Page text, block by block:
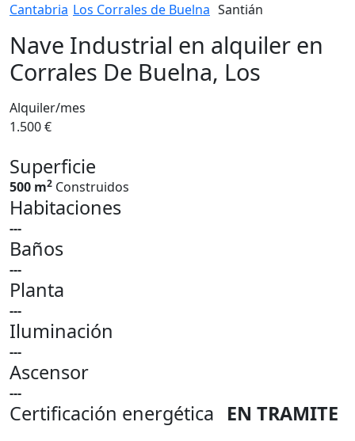
Cantabria Los Corrales de Buelna Santián
Nave Industrial en alquiler en
Corrales De Buelna, Los
Alquiler/mes
1.500 €
Superficie
500 m2 Construidos
Habitaciones
---
Baños
---
Planta
---
Iluminación
---
Ascensor
---
Certificación energética EN TRAMITE